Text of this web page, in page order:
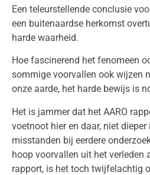
Een teleurstellende conclusie
een buitenaardse herkomst
harde waarheid.
Hoe fascinerend het fenomeen
sommige voorvallen ook wijzen
onze aarde, het harde bewijs is
Het is jammer dat het AARO
voetnoot hier en daar, niet
misstanden bij eerdere
hoop voorvallen uit het verleden
rapport, is het toch twijfelachtig